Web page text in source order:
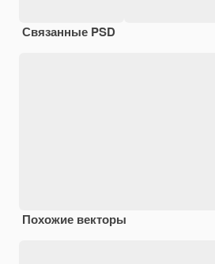
Связанные PSD
Похожие векторы